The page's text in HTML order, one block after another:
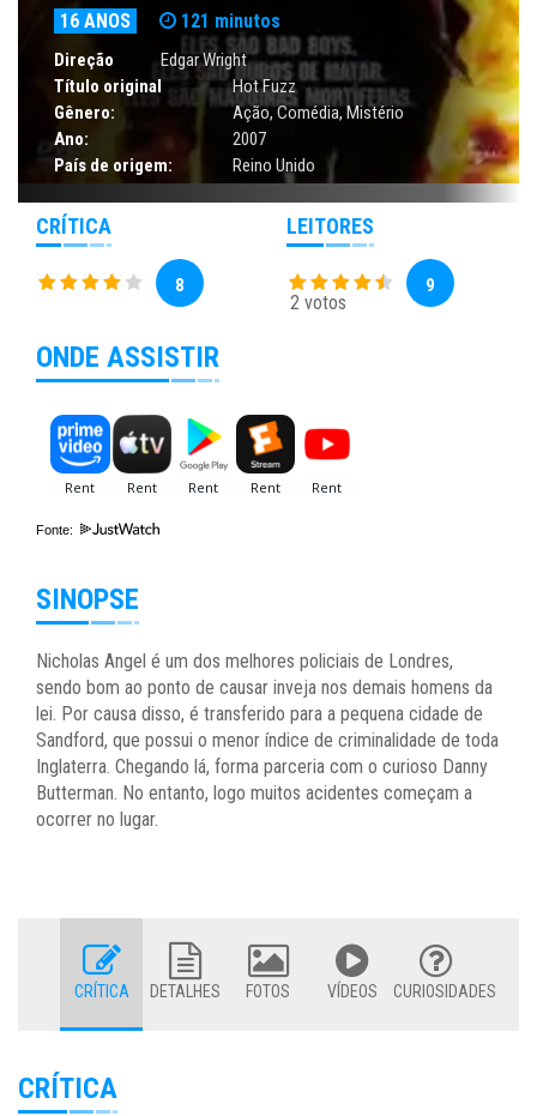
16 ANOS 121 minutos
Direção
Edgar Wright
Título original
Hot Fuzz
Gênero:
Ação,Comédia,Mistério
Ano:
2007
País de origem:
Reino Unido
CRÍTICA
8
LEITORES
2 votos
9
ONDE ASSISTIR
Fonte:
SINOPSE
Nicholas Angel é um dos melhores policiais de Londres,
sendo bom ao ponto de causar inveja nos demais homens da
lei. Por causa disso, é transferido para a pequena cidade de
Sandford, que possui o menor índice de criminalidade de toda
Inglaterra. Chegando lá, forma parceria com o curioso Danny
Butterman. No entanto, logo muitos acidentes começam a
ocorrer no lugar.
CRÍTICA DETALHES FOTOS VÍDEOS CURIOSIDADES
CRÍTICA